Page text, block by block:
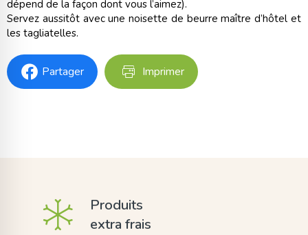
dépend de la façon dont vous l’aimez).
Servez aussitôt avec une noisette de beurre maître d’hôtel et
les tagliatelles.
Partager Imprimer
Produits
extra frais